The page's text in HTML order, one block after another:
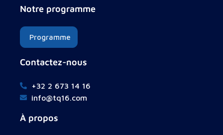
Notre programme
Programme
Contactez-nous
+32 2 673 14 16
info@tq16.com
À propos